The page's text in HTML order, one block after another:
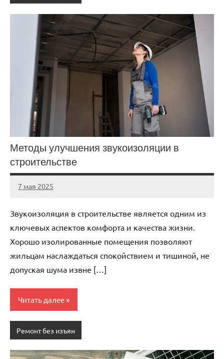
Методы улучшения звукоизоляции в
строительстве
7 мая 2025
gorod_stroi_
Нет
Звукоизоляция в строительстве является одним из
ключевых аспектов комфорта и качества жизни.
Хорошо изолированные помещения позволяют
жильцам наслаждаться спокойствием и тишиной, не
допуская шума извне […]
Читать далее
Ремонт без изъян